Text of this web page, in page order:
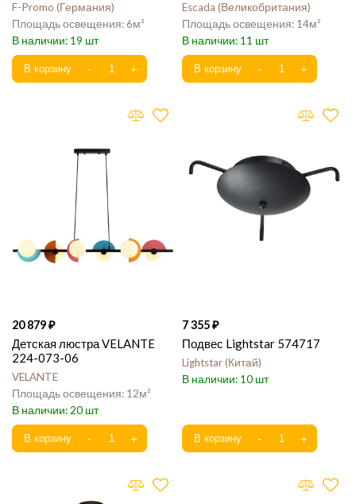
F-Promo Германия
6
19
Escada Великобритания
14
11
20 879
Детская люстра VELANTE
224-073-06
VELANTE
12
20
7 355
Подвес Lightstar 574717
Lightstar Китай
10